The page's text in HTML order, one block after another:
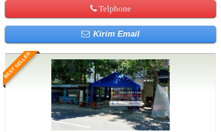
Telphone
Kirim Email
BEST SELLER